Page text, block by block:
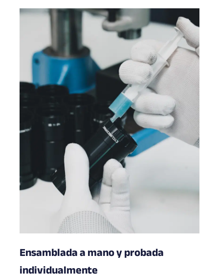
Ensamblada a mano y probada
individualmente